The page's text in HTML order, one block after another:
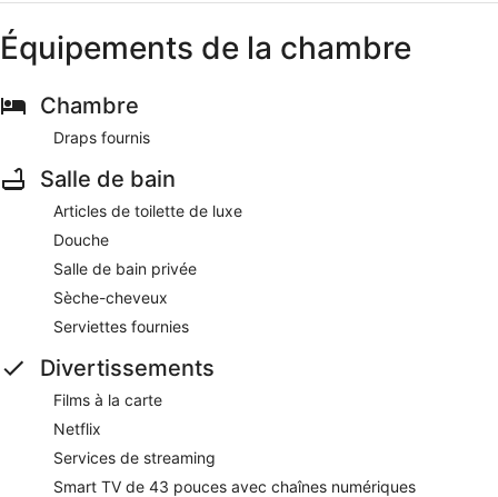
Équipements de la chambre
Chambre
Draps fournis
Salle de bain
Articles de toilette de luxe
Douche
Salle de bain privée
Sèche-cheveux
Serviettes fournies
Divertissements
Films à la carte
Netflix
Services de streaming
Smart TV de 43 pouces avec chaînes numériques